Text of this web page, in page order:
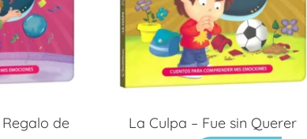
de
La Culpa – Fue sin Querer